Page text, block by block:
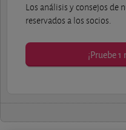
Los análisis y consejos de
reservados a los socios.
¡Pruebe